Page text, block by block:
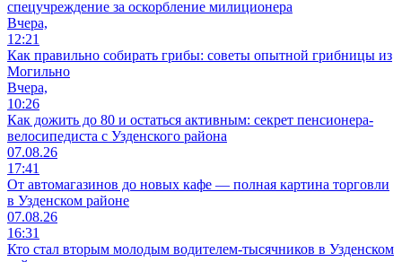
спецучреждение за оскорбление милиционера
Вчера,
12:21
Как правильно собирать грибы: советы опытной грибницы из
Могильно
Вчера,
10:26
Как дожить до 80 и остаться активным: секрет пенсионера-
велосипедиста с Узденского района
07.08.26
17:41
От автомагазинов до новых кафе — полная картина торговли
в Узденском районе
07.08.26
16:31
Кто стал вторым молодым водителем-тысячников в Узденском